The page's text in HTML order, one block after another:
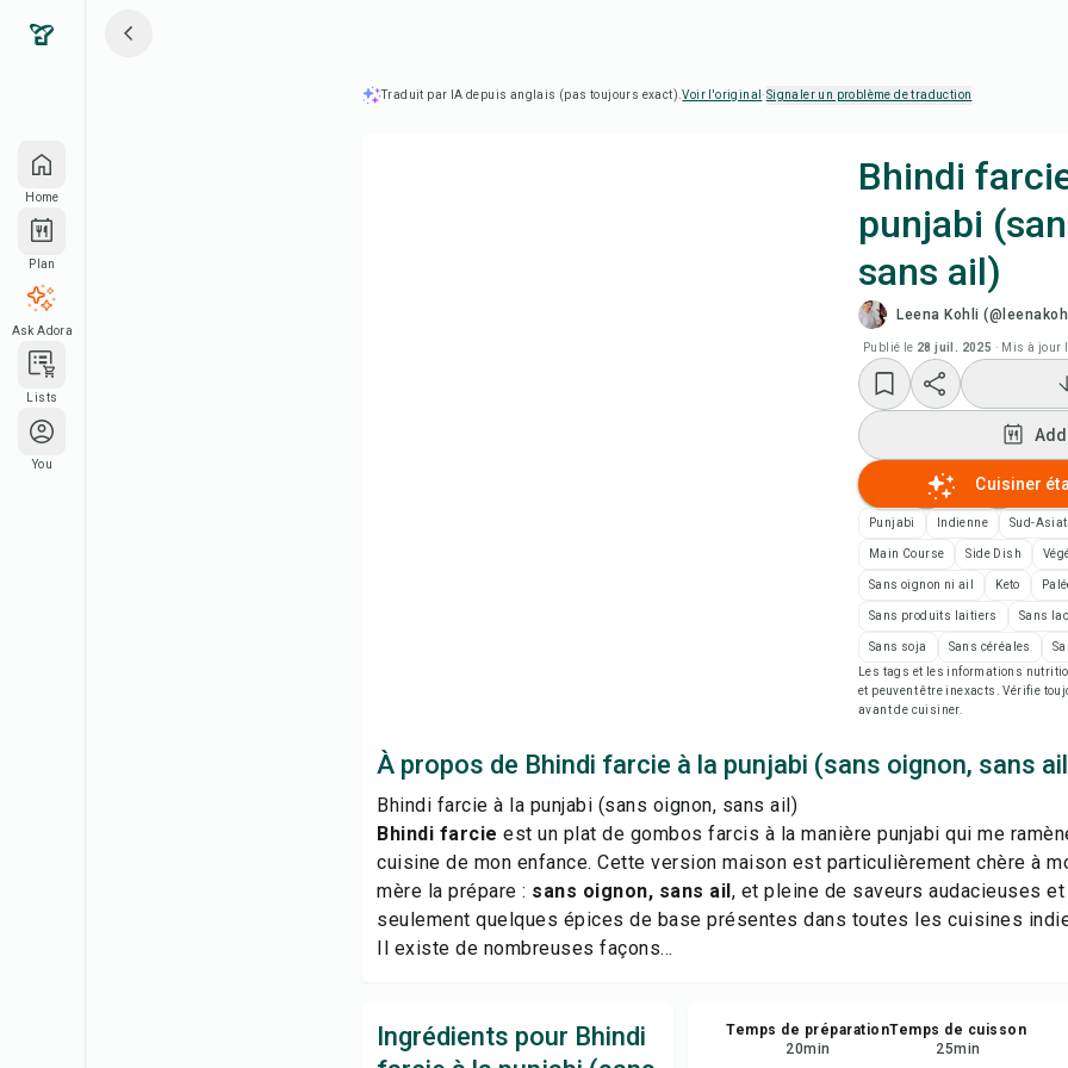
Home
Plan
Ask Adora
Lists
You
Traduit par IA depuis anglais (pas toujours exact).Voir l'original ·Signaler un problème de traduction
Bhindi
punjabi
sans ail)
Leena Kohli
Publié le 28 juil. 2025 · Mis à jour
Cuisiner
Punjabi Indienne Sud-
Main Course Side Dish
Sans oignon ni ail Keto
Sans produits laitiers Sans
Sans soja Sans céréales
Les tags et les informations
et peuvent être inexacts. Vérifie
avant de cuisiner.
À propos de Bhindi farcie à la punjabi (sans oignon, sans
Bhindi farcie à la punjabi (sans oignon, sans ail)
Bhindi farcie est un plat de gombos farcis à la manière punjabi qui me
cuisine de mon enfance. Cette version maison est particulièrement chère à
mère la prépare : sans oignon, sans ail, et pleine de saveurs audacieuses
seulement quelques épices de base présentes dans toutes les cuisines
Il existe de nombreuses façons...
Ingrédients pour Bhindi
Temps de préparation
20min
Temps de cuisson
25min